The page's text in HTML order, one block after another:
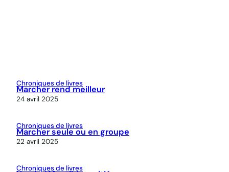
Chroniques de livres
Marcher rend meilleur
24 avril 2025
Chroniques de livres
Marcher seule ou en groupe
22 avril 2025
Chroniques de livres